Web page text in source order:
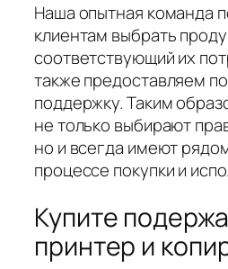
Наша опытная команда
клиентам выбрать
соответствующий их
также предоставляем
поддержку. Таким
не только выбирают
но и всегда имеют
процессе покупки и
Купите
принтер и